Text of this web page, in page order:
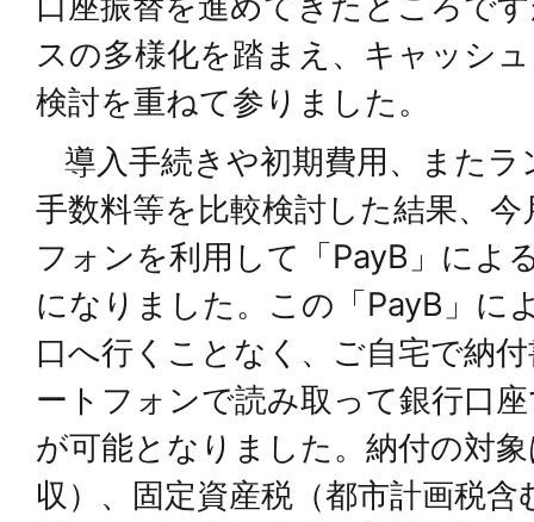
スの多様化を踏まえ、キャッシ
検討を重ねて参りました。
導⼊⼿続きや初期費⽤、また
⼿数料等を⽐較検討した結果、
フォンを利⽤して「PayB」によ
になりました。この「PayB」に
⼝へ⾏くことなく、ご⾃宅で納
ートフォンで読み取って銀⾏⼝
が可能となりました。納付の対
収）、固定資産税（都市計画税